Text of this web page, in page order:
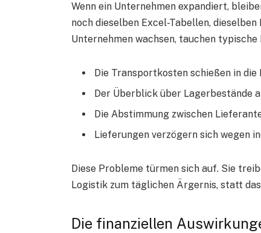
Wenn ein Unternehmen expandiert,
noch dieselben Excel-Tabellen,
Unternehmen wachsen, tauchen
Die Transportkosten schießen in
Der Überblick über Lagerbestände
Die Abstimmung zwischen
Lieferungen verzögern sich wegen
Diese Probleme türmen sich auf. Sie
Logistik zum täglichen Ärgernis, statt
Die finanziellen